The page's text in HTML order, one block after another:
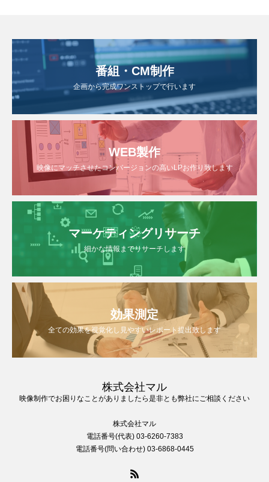
番組・CM制作
企画から完成ワンストップで行います
WEB製作
映像にマッチさせたコンバージョンの高いLPお作り致します
マーケティングリサーチ
細かな情報までリサーチします
効果測定
全ての効果を視覚化し見やすいレポート提出致します
株式会社マル
映像制作でお困りなことがありましたら是非とも弊社にご相談ください
株式会社マル
電話番号(代表) 03-6260-7383
電話番号(問い合わせ) 03-6868-0445